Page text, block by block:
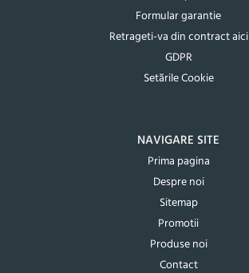
Formular garantie
Retrageti-va din contract aici
GDPR
Setările Cookie
NAVIGARE SITE
Prima pagina
Despre noi
Sitemap
Promotii
Produse noi
Contact